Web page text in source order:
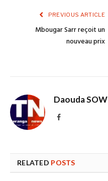
PREVIOUS ARTICLE
Mbougar Sarr reçoit un
nouveau prix
Daouda SOW
Facebook
RELATED POSTS